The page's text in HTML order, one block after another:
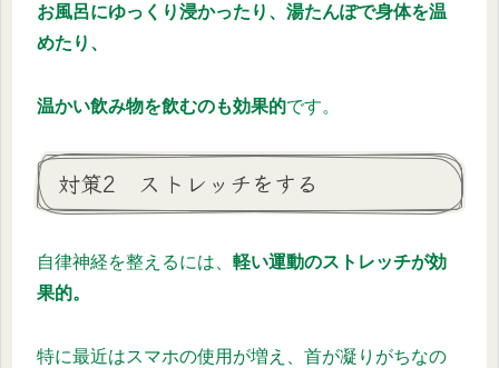
お風呂にゆっくり浸かったり、湯たんぽで身体を温
めたり、
温かい飲み物を飲むのも効果的です。
対策2 ストレッチをする
自律神経を整えるには、 軽い運動のストレッチが効
果的。
特に最近はスマホの使用が増え、首が凝りがちなの